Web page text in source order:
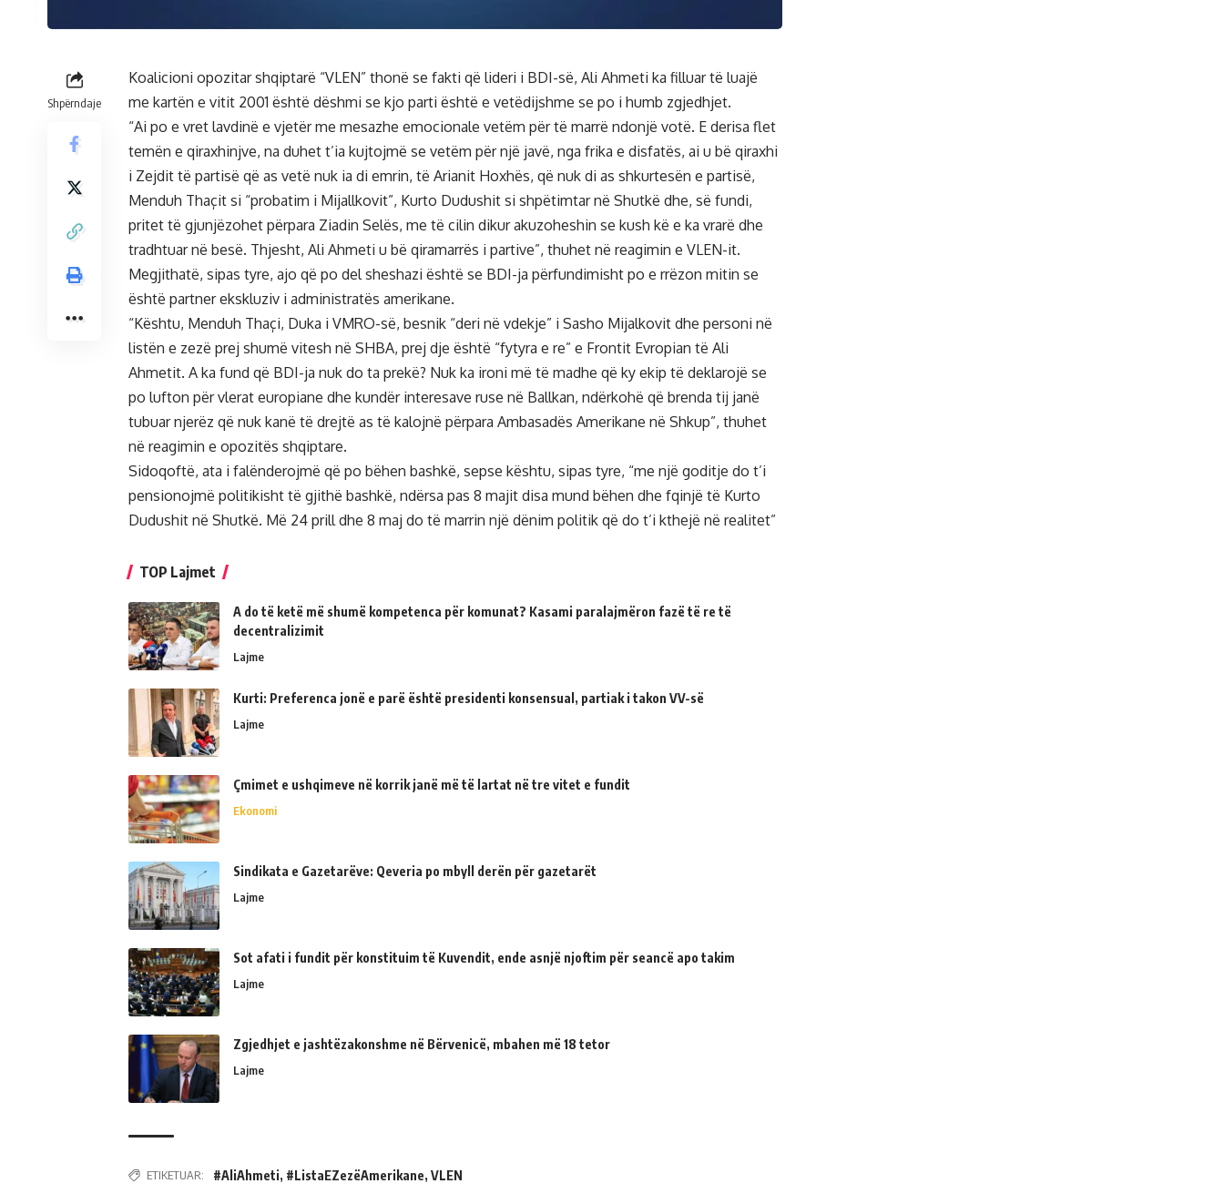
Shpërndaje
Koalicioni opozitar shqiptarë “VLEN” thonë se fakti që lideri i BDI-së, Ali Ahmeti ka filluar të luajë
me kartën e vitit 2001 është dëshmi se kjo parti është e vetëdijshme se po i humb zgjedhjet.
“Ai po e vret lavdinë e vjetër me mesazhe emocionale vetëm për të marrë ndonjë votë. E derisa flet
temën e qiraxhinjve, na duhet t’ia kujtojmë se vetëm për një javë, nga frika e disfatës, ai u bë qiraxhi
i Zejdit të partisë që as vetë nuk ia di emrin, të Arianit Hoxhës, që nuk di as shkurtesën e partisë,
Menduh Thaçit si “probatim i Mijallkovit”, Kurto Dudushit si shpëtimtar në Shutkë dhe, së fundi,
pritet të gjunjëzohet përpara Ziadin Selës, me të cilin dikur akuzoheshin se kush kë e ka vrarë dhe
tradhtuar në besë. Thjesht, Ali Ahmeti u bë qiramarrës i partive”, thuhet në reagimin e VLEN-it.
Megjithatë, sipas tyre, ajo që po del sheshazi është se BDI-ja përfundimisht po e rrëzon mitin se
është partner ekskluziv i administratës amerikane.
“Kështu, Menduh Thaçi, Duka i VMRO-së, besnik “deri në vdekje” i Sasho Mijalkovit dhe personi në
listën e zezë prej shumë vitesh në SHBA, prej dje është “fytyra e re” e Frontit Evropian të Ali
Ahmetit. A ka fund që BDI-ja nuk do ta prekë? Nuk ka ironi më të madhe që ky ekip të deklarojë se
po lufton për vlerat europiane dhe kundër interesave ruse në Ballkan, ndërkohë që brenda tij janë
tubuar njerëz që nuk kanë të drejtë as të kalojnë përpara Ambasadës Amerikane në Shkup”, thuhet
në reagimin e opozitës shqiptare.
Sidoqoftë, ata i falënderojmë që po bëhen bashkë, sepse kështu, sipas tyre, “me një goditje do t’i
pensionojmë politikisht të gjithë bashkë, ndërsa pas 8 majit disa mund bëhen dhe fqinjë të Kurto
Dudushit në Shutkë. Më 24 prill dhe 8 maj do të marrin një dënim politik që do t’i kthejë në realitet”
TOP Lajmet
A do të ketë më shumë kompetenca për komunat? Kasami paralajmëron fazë të re të
decentralizimit
Lajme
Kurti: Preferenca jonë e parë është presidenti konsensual, partiak i takon VV-së
Lajme
Çmimet e ushqimeve në korrik janë më të lartat në tre vitet e fundit
Ekonomi
Sindikata e Gazetarëve: Qeveria po mbyll derën për gazetarët
Lajme
Sot afati i fundit për konstituim të Kuvendit, ende asnjë njoftim për seancë apo takim
Lajme
Zgjedhjet e jashtëzakonshme në Bërvenicë, mbahen më 18 tetor
Lajme
ETIKETUAR: #AliAhmeti, #ListaEZezëAmerikane, VLEN